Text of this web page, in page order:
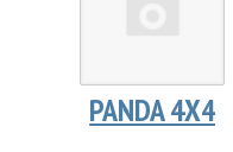
PANDA 4X4